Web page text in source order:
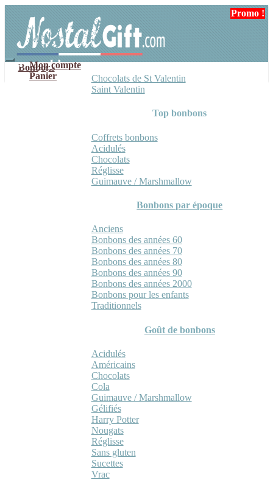
navigation
contenu
Mon compte
Panier
Bonbons
Chocolats de St Valentin
Saint Valentin
Top bonbons
Coffrets bonbons
Acidulés
Chocolats
Réglisse
Guimauve / Marshmallow
Bonbons par époque
Anciens
Bonbons des années 60
Bonbons des années 70
Bonbons des années 80
Bonbons des années 90
Bonbons des années 2000
Bonbons pour les enfants
Traditionnels
Goût de bonbons
Acidulés
Américains
Chocolats
Cola
Guimauve / Marshmallow
Gélifiés
Harry Potter
Nougats
Réglisse
Sans gluten
Sucettes
Vrac
Promo !
Promo !